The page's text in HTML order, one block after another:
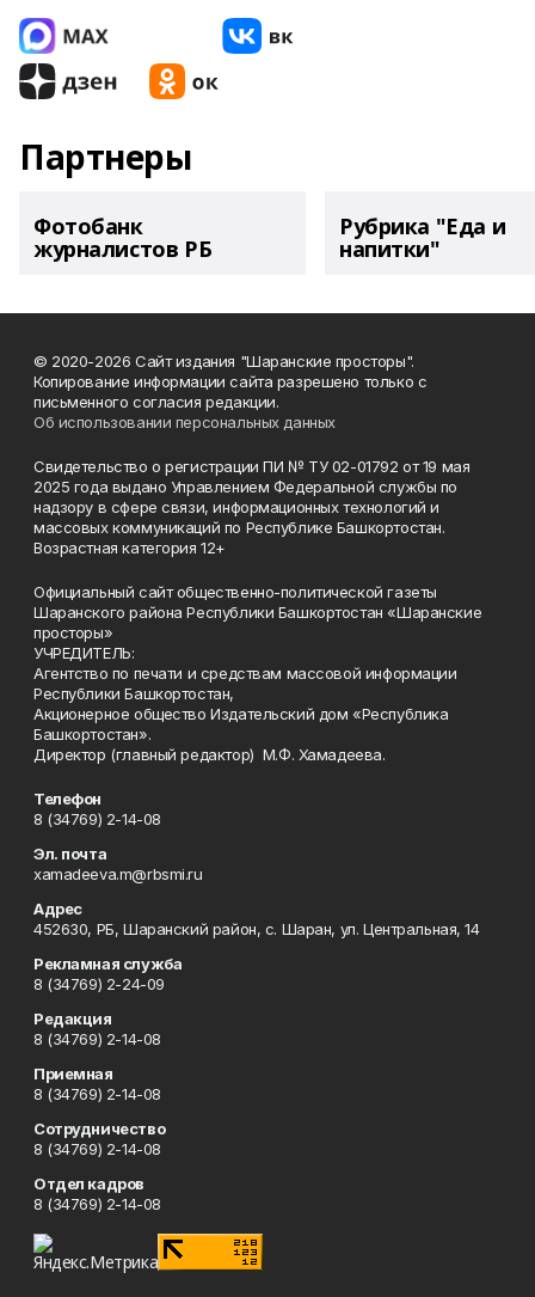
Партнеры
Фотобанк
журналистов РБ
Рубрика "Еда и
напитки"
© 2020-2026 Сайт издания "Шаранские просторы".
Копирование информации сайта разрешено только с
письменного согласия редакции.
Об использовании персональных данных
Свидетельство о регистрации ПИ № ТУ 02-01792 от 19 мая
2025 года выдано Управлением Федеральной службы по
надзору в сфере связи, информационных технологий и
массовых коммуникаций по Республике Башкортостан.
Возрастная категория 12+
Официальный сайт общественно-политической газеты
Шаранского района Республики Башкортостан «Шаранские
просторы»
УЧРЕДИТЕЛЬ:
Агентство по печати и средствам массовой информации
Республики Башкортостан,
Акционерное общество Издательский дом «Республика
Башкортостан».
Директор (главный редактор) М.Ф. Хамадеева.
Телефон
8 (34769) 2-14-08
Эл. почта
xamadeeva.m@rbsmi.ru
Адрес
452630, РБ, Шаранский район, с. Шаран, ул. Центральная, 14
Рекламная служба
8 (34769) 2-24-09
Редакция
8 (34769) 2-14-08
Приемная
8 (34769) 2-14-08
Сотрудничество
8 (34769) 2-14-08
Отдел кадров
8 (34769) 2-14-08